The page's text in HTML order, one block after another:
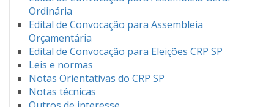
Ordinária
Edital de Convocação para Assembleia
Orçamentária
Edital de Convocação para Eleições CRP SP
Leis e normas
Notas Orientativas do CRP SP
Notas técnicas